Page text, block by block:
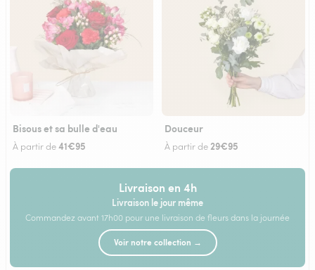
Bisous et sa bulle d'eau
À partir de41€95
Douceur
À partir de29€95
Livraison en 4h
Livraison le jour même
Commandez avant 17h00 pour une livraison de fleurs dans la journée
Voir notre collection →